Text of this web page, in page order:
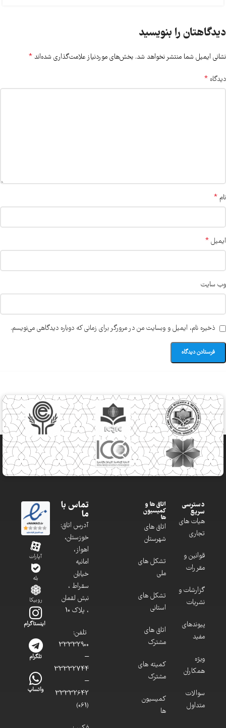
دیدگاهتان را بنویسید
نشانی ایمیل شما منتشر نخواهد شد. بخش‌های موردنیاز علامت‌گذاری شده‌اند *
دیدگاه *
نام *
ایمیل *
وب‌ سایت
ذخیره نام، ایمیل و وبسایت من در مرورگر برای زمانی که دوباره دیدگاهی می‌نویسم.
دسترسی
سریع
هیات های
تجاری
قوانین و
مقررات
گزارشات و
نشریات
پیوندهای
مفید
ویژه
همکاران
سوالات
متداول
اتاق ها و
کمیسیون
ها
اتاق های
شهرستان
تشکل های
ملی
تشکل های
استانی
اتاق های
مشترک
کمیته های
مشترک
کمیسیون
ها
تماس با
ما
آدرس اتاق:
خوزستان،
اهواز،
امانیه
خیابان
سقراط ،
نبش لقمان
، پلاک 10
تلفن:
33332900
–
33332744
–
33332642
(061)
آپارات
بله
روبیکا
اینستاگرام
تلگرام
واتساپ